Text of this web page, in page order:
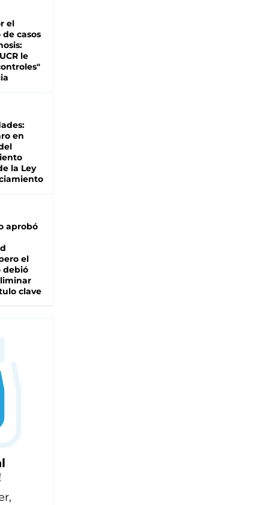
el
casos
le
en
la Ley
aprobó
el
debió
clave